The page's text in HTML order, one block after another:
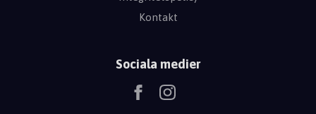
Kontakt
Sociala medier